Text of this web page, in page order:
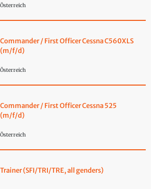
Österreich
Commander / First Officer Cessna C560XLS
(m/f/d)
Österreich
Commander / First Officer Cessna 525
(m/f/d)
Österreich
Trainer (SFI/TRI/TRE, all genders)